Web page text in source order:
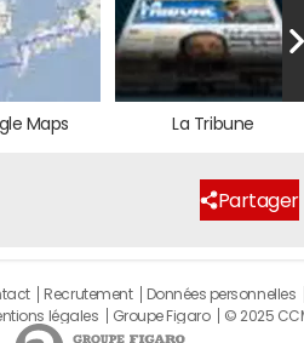
Maps La Tribune
Partager
Recrutement Données personnelles
légales Groupe Figaro © 2025